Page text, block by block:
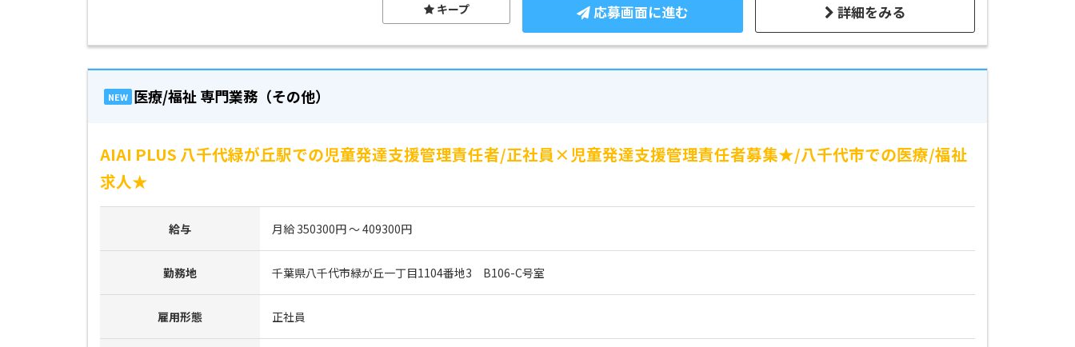
詳細をみる
応募画面に進む
キープ
NEW 医療/福祉 専門業務（その他）
AIAI PLUS 八千代緑が丘駅での児童発達支援管理責任者/正社員×児童発達支援管理責任者募集★/八千代市での医療/福祉
求人★
給与 月給 350300円 ～ 409300円
勤務地 千葉県八千代市緑が丘一丁目1104番地3　B106-C号室
雇用形態 正社員